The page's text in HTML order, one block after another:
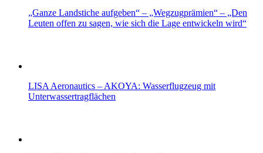
„Ganze Landstiche aufgeben“ – „Wegzugprämien“ – „Den
Leuten offen zu sagen, wie sich die Lage entwickeln wird“
LISA Aeronautics – AKOYA: Wasserflugzeug mit
Unterwassertragflächen